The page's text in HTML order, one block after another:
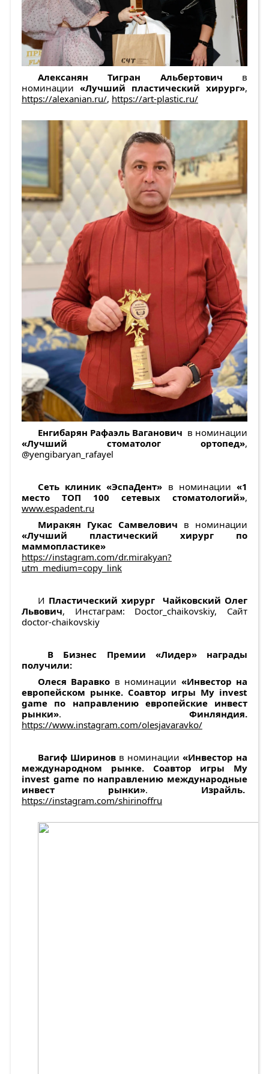
Алексанян Тигран Альбертович в
номинации «Лучший пластический хирург»,
https://alexanian.ru/, https://art-plastic.ru/
Енгибарян Рафаэль Ваганович в номинации
«Лучший стоматолог ортопед»,
@yengibaryan_rafayel
Сеть клиник «ЭспаДент» в номинации «1
место ТОП 100 сетевых стоматологий»,
www.espadent.ru
Миракян Гукас Самвелович в номинации
«Лучший пластический хирург по
маммопластике»
https://instagram.com/dr.mirakyan?
utm_medium=copy_link
И Пластический хирург Чайковский Олег
Львович, Инстаграм: Doctor_chaikovskiy, Сайт
doctor-chaikovskiy
В Бизнес Премии «Лидер» награды
получили:
Олеся Варавко в номинации «Инвестор на
европейском рынке. Соавтор игры Мy invest
game по направлению европейские инвест
рынки». Финляндия.
https://www.instagram.com/olesjavaravko/
Вагиф Ширинов в номинации «Инвестор на
международном рынке. Соавтор игры Мy
invest game по направлению международные
инвест рынки». Израйль.
https://instagram.com/shirinoffru